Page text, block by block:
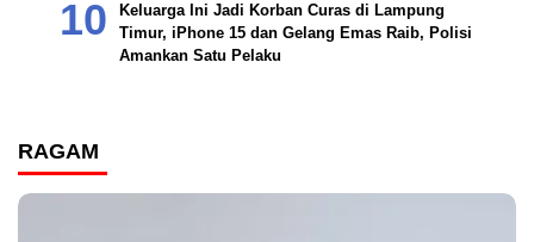
Keluarga Ini Jadi Korban Curas di Lampung
Timur, iPhone 15 dan Gelang Emas Raib, Polisi
Amankan Satu Pelaku
RAGAM